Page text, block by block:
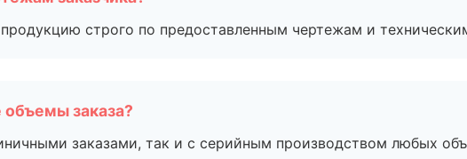
строго по предоставленным чертежам и
заказа?
заказами, так и с серийным производством любых